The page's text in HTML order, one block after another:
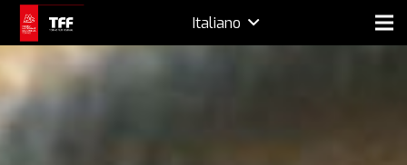
Italiano